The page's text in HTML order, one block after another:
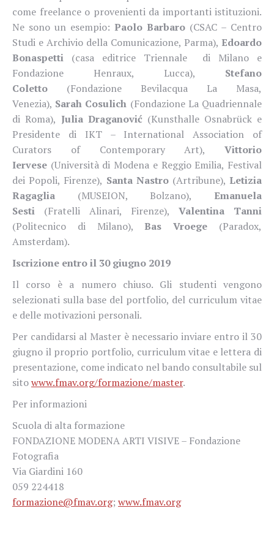
come freelance o provenienti da importanti istituzioni.
Ne sono un esempio: Paolo Barbaro (CSAC – Centro
Studi e Archivio della Comunicazione, Parma), Edoardo
Bonaspetti (casa editrice Triennale di Milano e
Fondazione Henraux, Lucca), Stefano
Coletto (Fondazione Bevilacqua La Masa,
Venezia), Sarah Cosulich (Fondazione La Quadriennale
di Roma), Julia Draganović (Kunsthalle Osnabrück e
Presidente di IKT – International Association of
Curators of Contemporary Art), Vittorio
Iervese (Università di Modena e Reggio Emilia, Festival
dei Popoli, Firenze), Santa Nastro (Artribune),Letizia
Ragaglia (MUSEION, Bolzano), Emanuela
Sesti (Fratelli Alinari, Firenze), Valentina Tanni
(Politecnico di Milano),Bas Vroege (Paradox,
Amsterdam).
Iscrizione entro il 30 giugno 2019
Il corso è a numero chiuso. Gli studenti vengono
selezionati sulla base del portfolio, del curriculum vitae
e delle motivazioni personali.
Per candidarsi al Master è necessario inviare entro il 30
giugno il proprio portfolio, curriculum vitae e lettera di
presentazione, come indicato nel bando consultabile sul
sitowww.fmav.org/formazione/master.
Per informazioni
Scuola di alta formazione
FONDAZIONE MODENA ARTI VISIVE – Fondazione
Fotografia
Via Giardini 160
059 224418
formazione@fmav.org; www.fmav.org